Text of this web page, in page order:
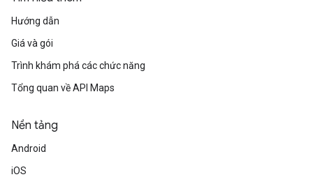
Hướng dẫn
Giá và gói
Trình khám phá các chức năng
Tổng quan về API Maps
Nền tảng
Android
iOS